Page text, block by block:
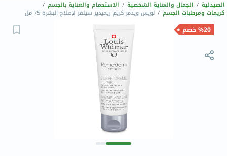
الصيدلية / الجمال والعناية الشخصية / الاستحمام والعناية بالجسم /
كريمات ومرطبات الجسم / لويس ويدمر كريم ريميدير سيلفر لإصلاح البشرة 75 مل
%20 خصم